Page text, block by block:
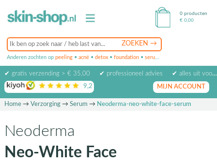
Anderen zochten op peeling • acné • detox • foundation • serum
0 producten
€ 0,00
✔ gratis verzending > € 35,00 ✔ professioneel advies
✔ alles uit voorraad leverbaar
9,2 op basis van beoordelingen
MIJN ACCOUNT
Home→ Verzorging→ Serum → Neoderma-neo-white-face-serum
Neoderma
Neo-White Face